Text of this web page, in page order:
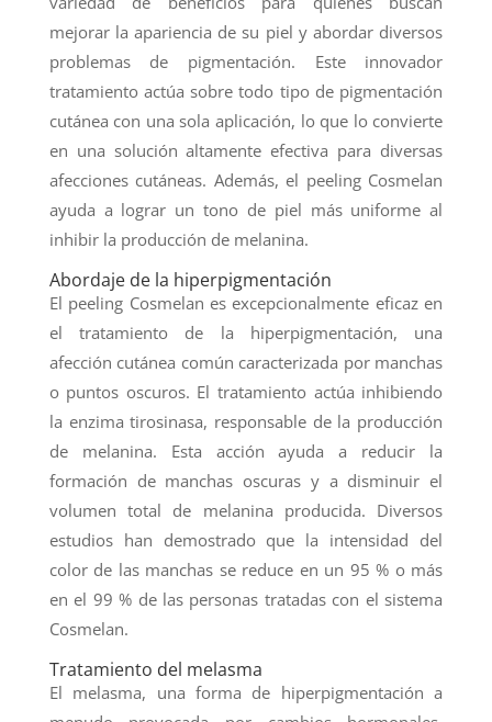
mejorar la apariencia de su piel y abordar diversos
problemas de pigmentación. Este innovador
tratamiento actúa sobre todo tipo de pigmentación
cutánea con una sola aplicación, lo que lo convierte
en una solución altamente efectiva para diversas
afecciones cutáneas. Además, el peeling Cosmelan
ayuda a lograr un tono de piel más uniforme al
inhibir la producción de melanina.
Abordaje de la hiperpigmentación
El peeling Cosmelan es excepcionalmente eficaz en
el tratamiento de la hiperpigmentación, una
afección cutánea común caracterizada por manchas
o puntos oscuros. El tratamiento actúa inhibiendo
la enzima tirosinasa, responsable de la producción
de melanina. Esta acción ayuda a reducir la
formación de manchas oscuras y a disminuir el
volumen total de melanina producida. Diversos
estudios han demostrado que la intensidad del
color de las manchas se reduce en un 95 % o más
en el 99 % de las personas tratadas con el sistema
Cosmelan.
Tratamiento del melasma
El melasma, una forma de hiperpigmentación a